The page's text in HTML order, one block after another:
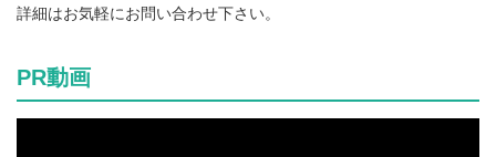
詳細はお気軽にお問い合わせ下さい。
PR動画